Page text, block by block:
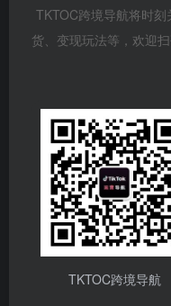
TKTOC跨境导航将时
货、变现玩法等，欢迎
TKTOC跨境导航